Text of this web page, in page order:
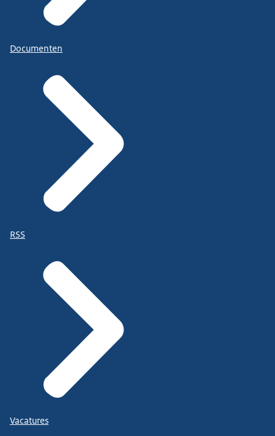
Documenten
RSS
Vacatures